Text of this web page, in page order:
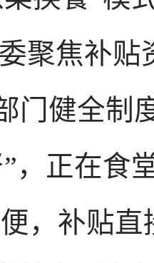
聚焦补
门健全制
，正在食
，补贴